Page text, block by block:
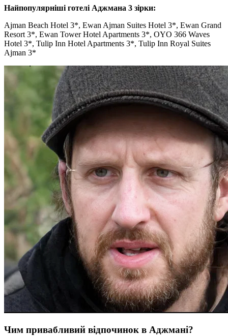
Найпопулярніші готелі Аджмана 3 зірки:
Ajman Beach Hotel 3*, Ewan Ajman Suites Hotel 3*, Ewan Grand
Resort 3*, Ewan Tower Hotel Apartments 3*, OYO 366 Waves
Hotel 3*, Tulip Inn Hotel Apartments 3*, Tulip Inn Royal Suites
Ajman 3*
Чим привабливий відпочинок в Аджмані?